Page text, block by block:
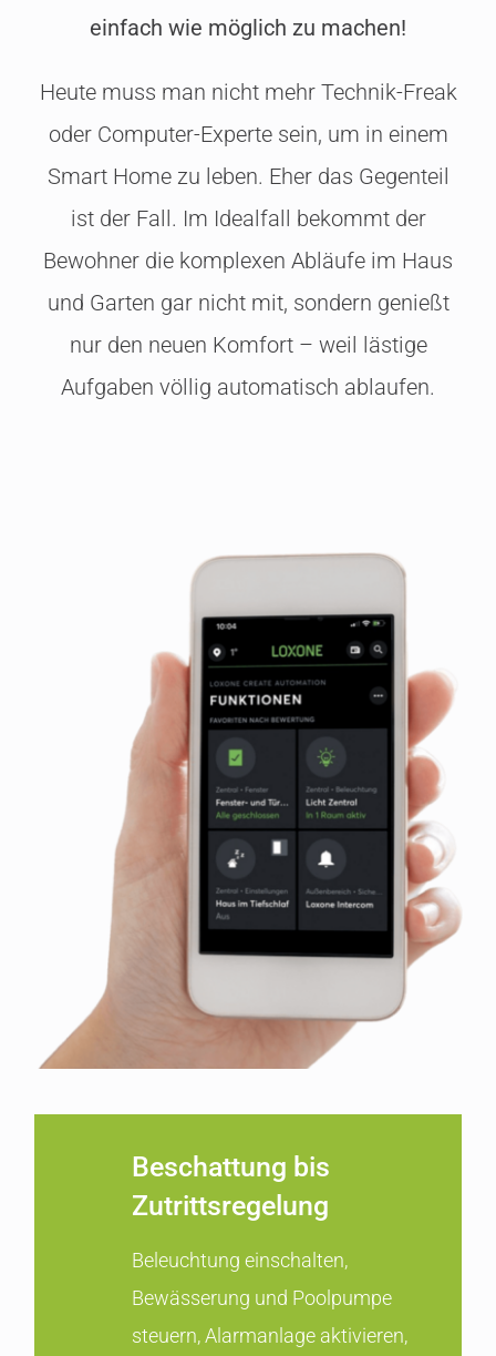
einfach wie möglich zu machen!
Heute muss man nicht mehr Technik-Freak
oder Computer-Experte sein, um in einem
Smart Home zu leben. Eher das Gegenteil
ist der Fall. Im Idealfall bekommt der
Bewohner die komplexen Abläufe im Haus
und Garten gar nicht mit, sondern genießt
nur den neuen Komfort – weil lästige
Aufgaben völlig automatisch ablaufen.
Beschattung bis
Zutrittsregelung
Beleuchtung einschalten,
Bewässerung und Poolpumpe
steuern, Alarmanlage aktivieren,